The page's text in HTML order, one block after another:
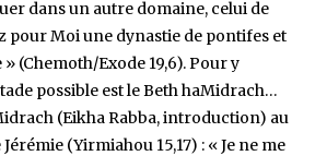
dans un autre domaine, celui de
pour Moi une dynastie de pontifes et
(Chemoth/Exode 19,6). Pour y
possible est le Beth haMidrach…
(Eikha Rabba, introduction) au
(Yirmiahou 15,17) : « Je ne me